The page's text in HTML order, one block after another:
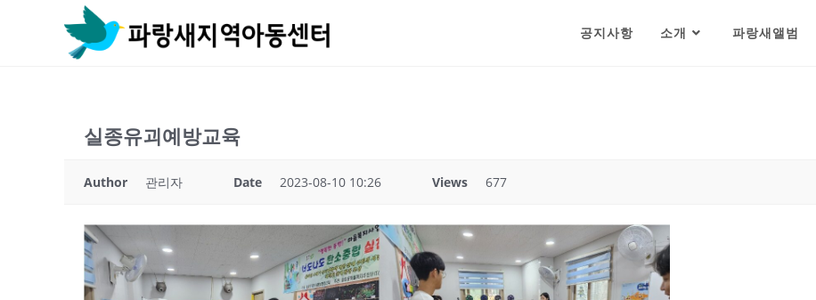
공지사항 소개 파랑새앨범
실종유괴예방교육
Author 관리자 Date 2023-08-10 10:26 Views 677